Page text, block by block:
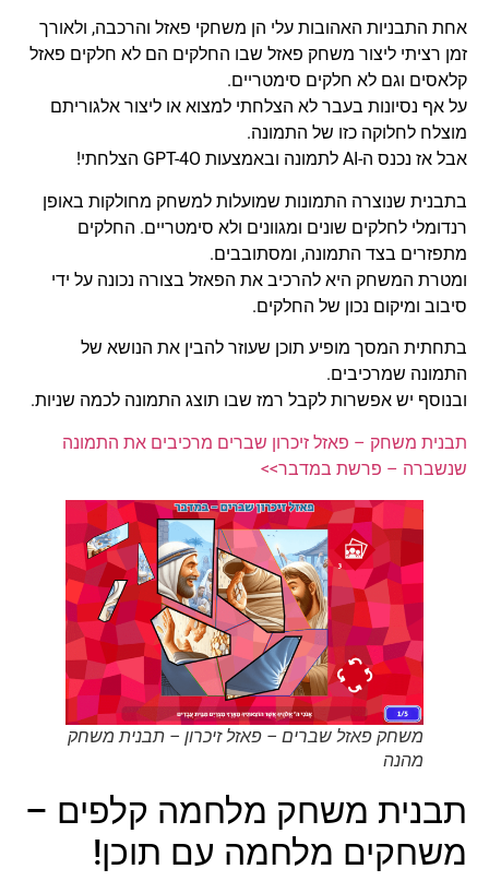
אחת התבניות האהובות עלי הן משחקי פאזל והרכבה, ולאורך
זמן רציתי ליצור משחק פאזל שבו החלקים הם לא חלקים פאזל
קלאסים וגם לא חלקים סימטריים.
על אף נסיונות בעבר לא הצלחתי למצוא או ליצור אלגוריתם
מוצלח לחלוקה כזו של התמונה.
אבל אז נכנס ה-AI לתמונה ובאמצעות GPT-4O הצלחתי!
בתבנית שנוצרה התמונות שמועלות למשחק מחולקות באופן
רנדומלי לחלקים שונים ומגוונים ולא סימטריים. החלקים
מתפזרים בצד התמונה, ומסתובבים.
ומטרת המשחק היא להרכיב את הפאזל בצורה נכונה על ידי
סיבוב ומיקום נכון של החלקים.
בתחתית המסך מופיע תוכן שעוזר להבין את הנושא של
התמונה שמרכיבים.
ובנוסף יש אפשרות לקבל רמז שבו תוצג התמונה לכמה שניות.
תבנית משחק – פאזל זיכרון שברים מרכיבים את התמונה
שנשברה – פרשת במדבר>>
משחק פאזל שברים – פאזל זיכרון – תבנית משחק
מהנה
תבנית משחק מלחמה קלפים –
משחקים מלחמה עם תוכן!